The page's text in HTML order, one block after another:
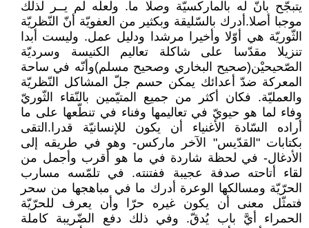
يتبجّح بأنّ له بالماركسيّة وصلا ما. ولعلّه لم يــر لذلك
موجبا أصلا.أدرك بالسّليقة وبكثير من العفويّة أنّ النّظريّة
الثّوريّة هي أوّلا وأخيرا مرشدا ودليل عمل. وليست أبدا
تنزيلا مقدّسا على شاكلة تعاليم الكنيسة وسرديّة
الصّحيحيْن(صحيح البخاري وصحيح مسلم)وأنّه في ساحة
المعركة ضدّ أعدائك يمكن حسم جلّ المشاكل النّظريّة
والعمليّة. فكان أكثر من جميع المتيّمين بالنّقاء الثّوريّ
وفاء لما هو حيويّ في تعاليمها وفناء في تنطّعها على ما
أراده السّادة الأغنياء أن يكون للإنسانيّة قدرا.التقى
بكتابات "القدّيس" الآخر ماركس- وهو في طريقه إلى
الأدغال- في لحظة شاردة في ما هو أقرب وأجمل من
لقاء أتاحته صدفة عجيبة ففتنته. في تلمّسه مسارب
الحرّيّة ومسالكها الوعرة أدرك ما في مباهجها من سحر
فتمثّل معنى أن يكون غيره حرّا وأن يعرف للحرّيّة
الحمراء أيَّ باب يُدقّ. وفي ذلك دفع الضّريبة كاملة